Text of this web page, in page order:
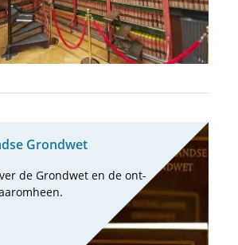
Grond­wet
de Grond­wet en de ont­